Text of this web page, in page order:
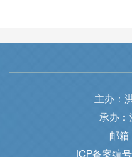
主办：
承办
邮
ICP备案编